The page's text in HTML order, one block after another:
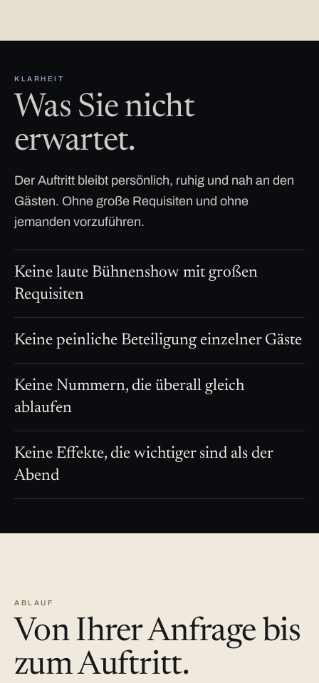
KLARHEIT
Was Sie nicht
erwartet.
Der Auftritt bleibt persönlich, ruhig und nah an den
Gästen. Ohne große Requisiten und ohne
jemanden vorzuführen.
Keine laute Bühnenshow mit großen
Requisiten
Keine peinliche Beteiligung einzelner Gäste
Keine Nummern, die überall gleich
ablaufen
Keine Effekte, die wichtiger sind als der
Abend
ABLAUF
Von Ihrer Anfrage bis
zum Auftritt.